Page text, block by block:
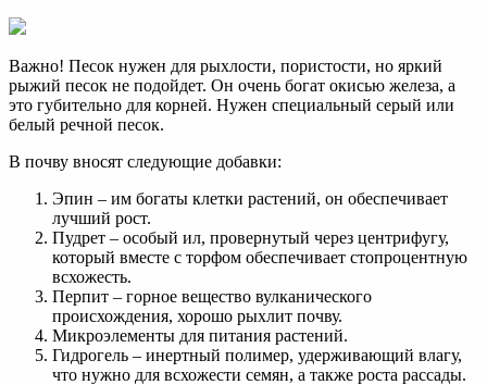
Важно! Песок нужен для рыхлости, пористости, но яркий
рыжий песок не подойдет. Он очень богат окисью железа, а
это губительно для корней. Нужен специальный серый или
белый речной песок.
В почву вносят следующие добавки:
Эпин – им богаты клетки растений, он обеспечивает
лучший рост.
Пудрет – особый ил, провернутый через центрифугу,
который вместе с торфом обеспечивает стопроцентную
всхожесть.
Перпит – горное вещество вулканического
происхождения, хорошо рыхлит почву.
Микроэлементы для питания растений.
Гидрогель – инертный полимер, удерживающий влагу,
что нужно для всхожести семян, а также роста рассады.